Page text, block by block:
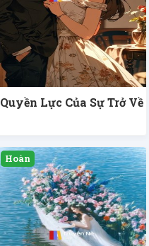
Quyền Lực Của Sự Trở Về